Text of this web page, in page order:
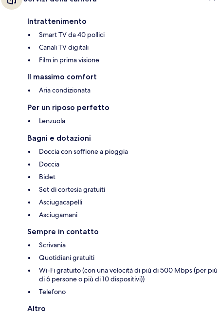
Intrattenimento
Smart TV da 40 pollici
Canali TV digitali
Film in prima visione
Il massimo comfort
Aria condizionata
Per un riposo perfetto
Lenzuola
Bagni e dotazioni
Doccia con soffione a pioggia
Doccia
Bidet
Set di cortesia gratuiti
Asciugacapelli
Asciugamani
Sempre in contatto
Scrivania
Quotidiani gratuiti
Wi-Fi gratuito (con una velocità di più di 500 Mbps (per più
di 6 persone o più di 10 dispositivi))
Telefono
Altro